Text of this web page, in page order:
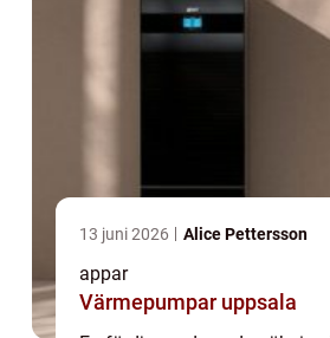
13 juni 2026 Alice Pettersson
appar
Värmepumpar uppsala